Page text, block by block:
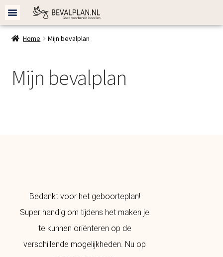
Home Mijn bevalplan
Mijn bevalplan
Bedankt voor het geboorteplan!
Super handig om tijdens het maken je
te kunnen oriënteren op de
verschillende mogelijkheden. Nu op